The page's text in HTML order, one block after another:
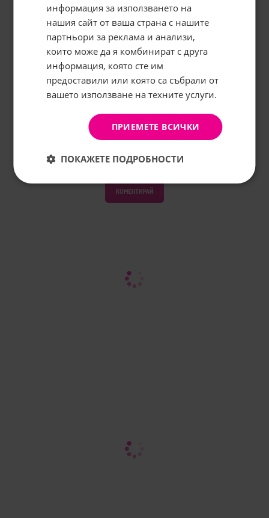
Отзиви към продукт
КОМЕНТИРАЙ
информация за използването на
нашия сайт от ваша страна с нашите
партньори за реклама и анализи,
които може да я комбинират с друга
информация, която сте им
предоставили или която са събрали от
вашето използване на техните услуги.
ПРИЕМЕТЕ ВСИЧКИ
ПОКАЖЕТЕ ПОДРОБНОСТИ
Абонирайте се за бюлетина и
грабнете-5%отстъпка!
АБОНИРАНЕ
Не, благодаря